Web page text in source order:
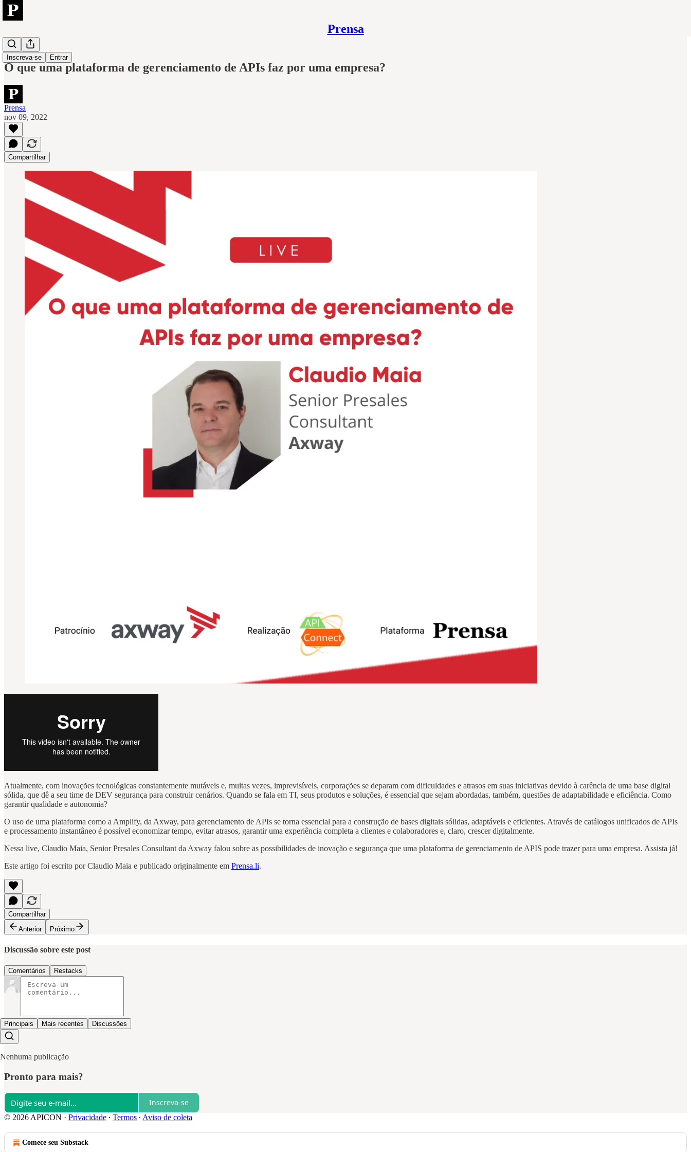
Prensa
Inscreva-se Entrar
Axway
O que uma plataforma de gerenciamento de APIs faz por uma empresa?
Prensa
nov 09, 2022
Compartilhar
Atualmente, com inovações tecnológicas constantemente mutáveis e, muitas vezes, imprevisíveis, corporações se deparam com dificuldades e atrasos em suas iniciativas devido à carência de uma base digital
sólida, que dê a seu time de DEV segurança para construir cenários. Quando se fala em TI, seus produtos e soluções, é essencial que sejam abordadas, também, questões de adaptabilidade e eficiência. Como
garantir qualidade e autonomia?
O uso de uma plataforma como a Amplify, da Axway, para gerenciamento de APIs se torna essencial para a construção de bases digitais sólidas, adaptáveis e eficientes. Através de catálogos unificados de APIs
e processamento instantâneo é possível economizar tempo, evitar atrasos, garantir uma experiência completa a clientes e colaboradores e, claro, crescer digitalmente.
Nessa live, Claudio Maia, Senior Presales Consultant da Axway falou sobre as possibilidades de inovação e segurança que uma plataforma de gerenciamento de APIS pode trazer para uma empresa. Assista já!
Este artigo foi escrito por Claudio Maia e publicado originalmente em Prensa.li.
Compartilhar
Anterior
Próximo
Discussão sobre este post
Comentários Restacks
Principais Mais recentes Discussões
Nenhuma publicação
Pronto para mais?
Inscreva-se
© 2026 APICON · Privacidade ∙ Termos ∙ Aviso de coleta
Comece seu Substack